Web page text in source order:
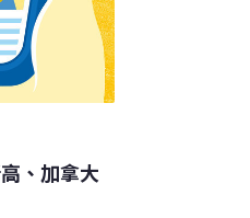
、加拿大